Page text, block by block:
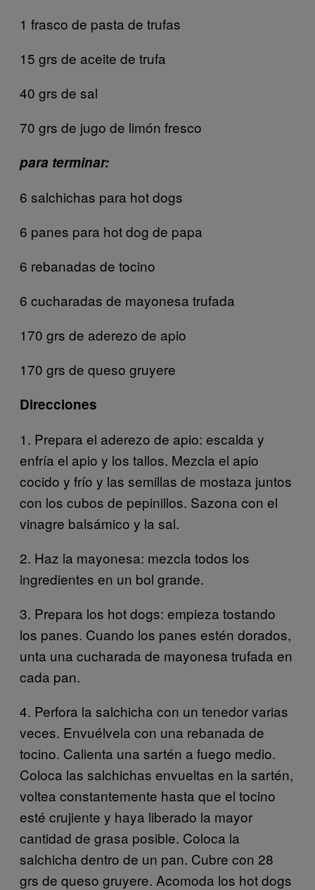
1 frasco de pasta de trufas
15 grs de aceite de trufa
40 grs de sal
70 grs de jugo de limón fresco
para terminar:
6 salchichas para hot dogs
6 panes para hot dog de papa
6 rebanadas de tocino
6 cucharadas de mayonesa trufada
170 grs de aderezo de apio
170 grs de queso gruyere
Direcciones
1. Prepara el aderezo de apio: escalda y
enfría el apio y los tallos. Mezcla el apio
cocido y frío y las semillas de mostaza juntos
con los cubos de pepinillos. Sazona con el
vinagre balsámico y la sal.
2. Haz la mayonesa: mezcla todos los
ingredientes en un bol grande.
3. Prepara los hot dogs: empieza tostando
los panes. Cuando los panes estén dorados,
unta una cucharada de mayonesa trufada en
cada pan.
4. Perfora la salchicha con un tenedor varias
veces. Envuélvela con una rebanada de
tocino. Calienta una sartén a fuego medio.
Coloca las salchichas envueltas en la sartén,
voltea constantemente hasta que el tocino
esté crujiente y haya liberado la mayor
cantidad de grasa posible. Coloca la
salchicha dentro de un pan. Cubre con 28
grs de queso gruyere. Acomoda los hot dogs